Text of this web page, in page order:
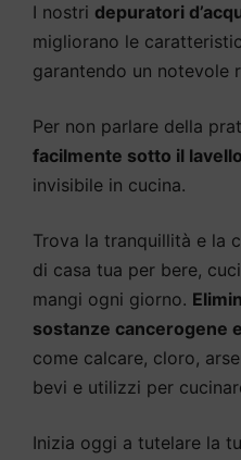
I nostri depuratori
migliorano le
garantendo un notevole
Per non parlare della
facilmente sotto il lavello
invisibile in cucina.
Trova la tranquillità e la
di casa tua per bere,
mangi ogni giorno.
sostanze cancerogene
come calcare, cloro,
bevi e utilizzi per
Inizia oggi a tutelare la